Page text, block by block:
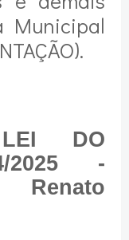
Municipal
DO
2025 -